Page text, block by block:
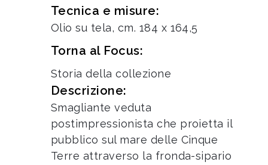
Tecnica e misure:
Olio su tela, cm. 184 x 164,5
Torna al Focus:
Storia della collezione
Descrizione:
Smagliante veduta
postimpressionista che proietta il
pubblico sul mare delle Cinque
Terre attraverso la fronda-sipario